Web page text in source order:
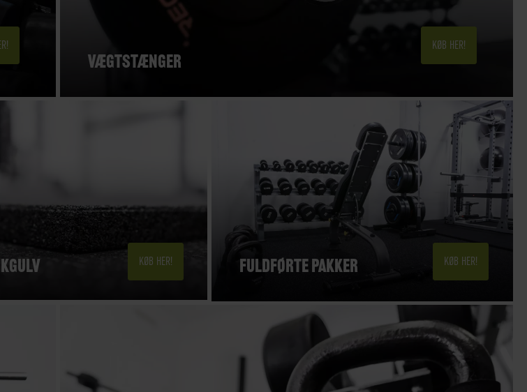
VÆGTSTÆNGER
KØB HER!
KØB HER! FULDFØRTE PAKKER KØB HER!